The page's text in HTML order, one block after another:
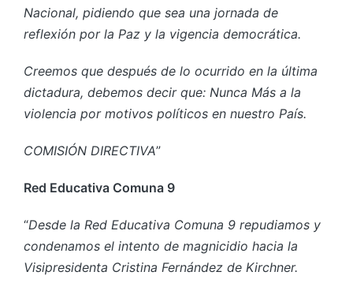
Nacional, pidiendo que sea una jornada de
reflexión por la Paz y la vigencia democrática.
Creemos que después de lo ocurrido en la última
dictadura, debemos decir que: Nunca Más a la
violencia por motivos políticos en nuestro País.
COMISIÓN DIRECTIVA”
Red Educativa Comuna 9
“Desde la Red Educativa Comuna 9 repudiamos y
condenamos el intento de magnicidio hacia la
Visipresidenta Cristina Fernández de Kirchner.